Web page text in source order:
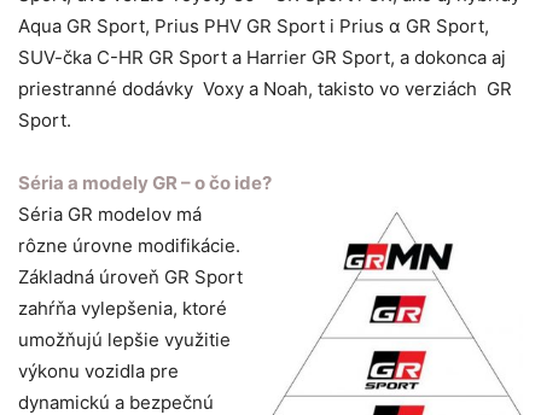
Aqua GR Sport, Prius PHV GR Sport i Prius α GR Sport,
SUV-čka C-HR GR Sport a Harrier GR Sport, a dokonca aj
priestranné dodávky Voxy a Noah, takisto vo verziách GR
Sport.
Séria a modely GR – o čo ide?
Séria GR modelov má
rôzne úrovne modifikácie.
Základná úroveň GR Sport
zahŕňa vylepšenia, ktoré
umožňujú lepšie využitie
výkonu vozidla pre
dynamickú a bezpečnú